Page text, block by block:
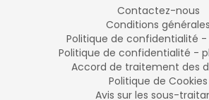
Contactez-nous
Conditions générales
Politique de confidentialité -
Politique de confidentialité -
Accord de traitement des
Politique de Cookies
Avis sur les sous-